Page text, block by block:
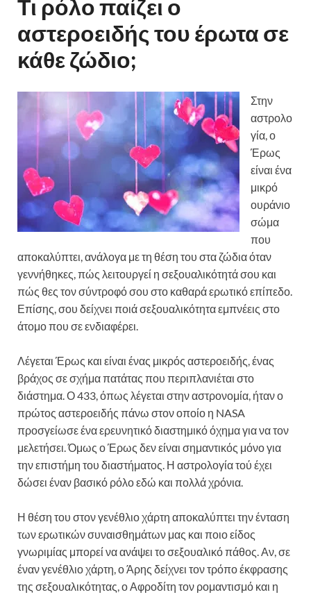
Τι ρόλο παίζει ο
αστεροειδής του έρωτα σε
κάθε ζώδιο;
Στην
αστρολο
γία, ο
Έρως
είναι ένα
μικρό
ουράνιο
σώμα
που
αποκαλύπτει, ανάλογα με τη θέση του στα ζώδια όταν
γεννήθηκες, πώς λειτουργεί η σεξουαλικότητά σου και
πώς θες τον σύντροφό σου στο καθαρά ερωτικό επίπεδο.
Επίσης, σου δείχνει ποιά σεξουαλικότητα εμπνέεις στο
άτομο που σε ενδιαφέρει.
Λέγεται Έρως και είναι ένας μικρός αστεροειδής, ένας
βράχος σε σχήμα πατάτας που περιπλανιέται στο
διάστημα. Ο 433, όπως λέγεται στην αστρονομία, ήταν ο
πρώτος αστεροειδής πάνω στον οποίο η NASA
προσγείωσε ένα ερευνητικό διαστημικό όχημα για να τον
μελετήσει. Όμως ο Έρως δεν είναι σημαντικός μόνο για
την επιστήμη του διαστήματος. Η αστρολογία τού έχει
δώσει έναν βασικό ρόλο εδώ και πολλά χρόνια.
Η θέση του στον γενέθλιο χάρτη αποκαλύπτει την ένταση
των ερωτικών συναισθημάτων μας και ποιο είδος
γνωριμίας μπορεί να ανάψει το σεξουαλικό πάθος. Αν, σε
έναν γενέθλιο χάρτη, ο Άρης δείχνει τον τρόπο έκφρασης
της σεξουαλικότητας, ο Αφροδίτη τον ρομαντισμό και η